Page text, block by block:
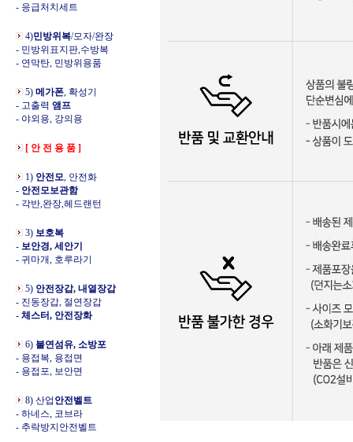
- 응급처치세트
4)민방위복/모자/완장
- 민방위표지판,수방복
- 연막탄, 민방위용품
5) 메가폰, 확성기
- 고출력 앰프
- 야외용, 강의용
[ 안 전 용 품 ]
1) 안전모, 안전화
- 안전모보관함
- 각반,완장,헤드랜턴
3) 보호복
- 보안경, 세안기
- 귀마개, 호루라기
5) 안전장갑, 내열장갑
- 진동장갑, 절연장갑
- 체스터, 안전장화
6) 불연섬유, 소방포
- 용접복, 용접면
- 용접포, 보안면
8) 산업 안전벨트
- 하네스, 코브라
- 추락방지안전벨트